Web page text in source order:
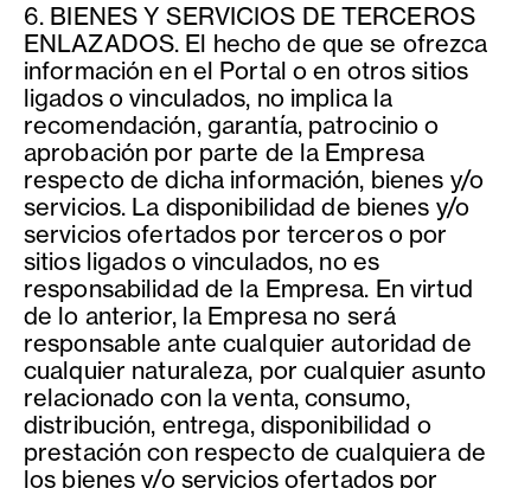
6. BIENES Y SERVICIOS DE TERCEROS
ENLAZADOS. El hecho de que se ofrezca
información en el Portal o en otros sitios
ligados o vinculados, no implica la
recomendación, garantía, patrocinio o
aprobación por parte de la Empresa
respecto de dicha información, bienes y/o
servicios. La disponibilidad de bienes y/o
servicios ofertados por terceros o por
sitios ligados o vinculados, no es
responsabilidad de la Empresa. En virtud
de lo anterior, la Empresa no será
responsable ante cualquier autoridad de
cualquier naturaleza, por cualquier asunto
relacionado con la venta, consumo,
distribución, entrega, disponibilidad o
prestación con respecto de cualquiera de
los bienes y/o servicios ofertados por